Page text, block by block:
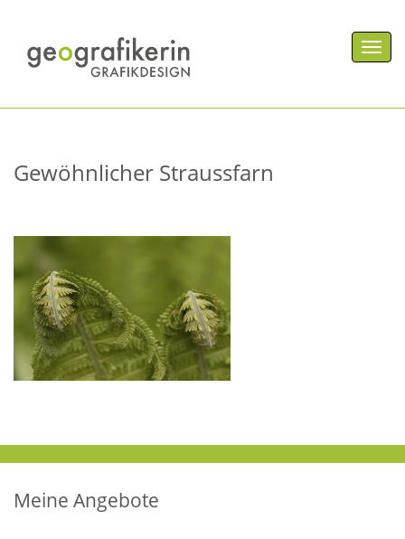
Gewöhnlicher Straussfarn
Meine Angebote